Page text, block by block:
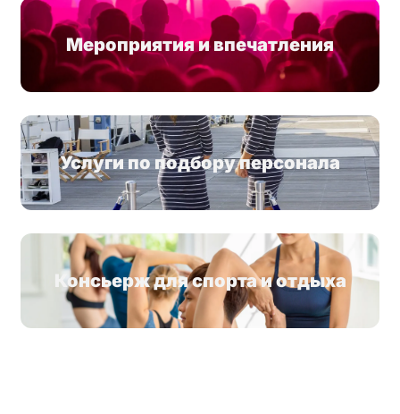
Мероприятия и впечатления
Услуги по подбору персонала
Консьерж для спорта и отдыха